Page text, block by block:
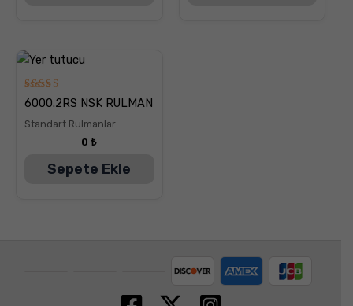
5
üzerinden
oy aldı
6000.2RS NSK RULMAN
Standart Rulmanlar
0₺
Sepete Ekle